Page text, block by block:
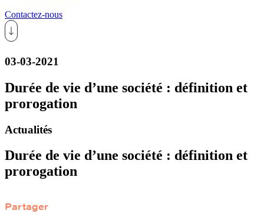
Contactez-nous
03-03-2021
Durée de vie d’une société : définition et
prorogation
Actualités
Durée de vie d’une société : définition et
prorogation
Partager